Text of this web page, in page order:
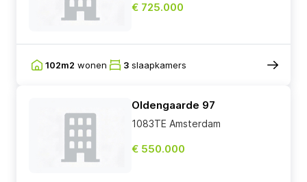
€ 725.000
102m2 wonen 3 slaapkamers
Oldengaarde 97
1083TE Amsterdam
€ 550.000